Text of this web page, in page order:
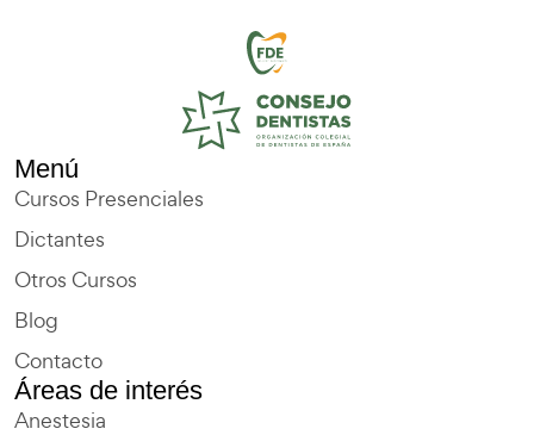
Menú
Cursos Presenciales
Dictantes
Otros Cursos
Blog
Contacto
Áreas de interés
Anestesia